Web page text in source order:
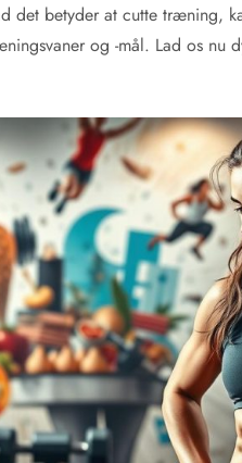
det betyder at cutte træning,
og -mål. Lad os nu